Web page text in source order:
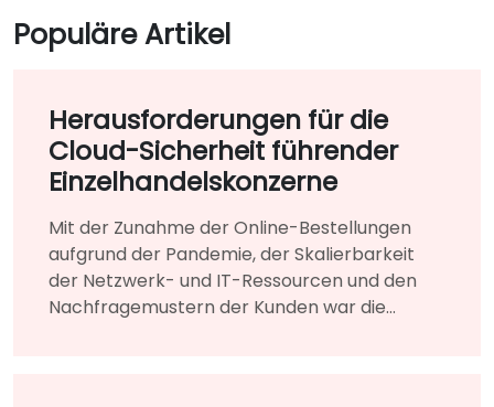
Populäre Artikel
Herausforderungen für die
Cloud-Sicherheit führender
Einzelhandelskonzerne
Mit der Zunahme der Online-Bestellungen
aufgrund der Pandemie, der Skalierbarkeit
der Netzwerk- und IT-Ressourcen und den
Nachfragemustern der Kunden war die